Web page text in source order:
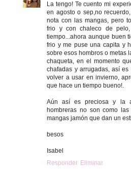
La tengo! Te cuento mi
en agosto o sep,no
nota con las mangas, pero
frio y con chaleco de
tiempo...ahora aunque buen
frio y me puse una capita y
sobre esos hombros o metas
chaqueta, en el momento
chafadas y arrugadas, así
volver a usar en invierno,
que hace un tiempo bueno!.
Aún así es preciosa y la
hombreras no son como
mangas jamón que dan un
besos
Isabel
Responder Eliminar